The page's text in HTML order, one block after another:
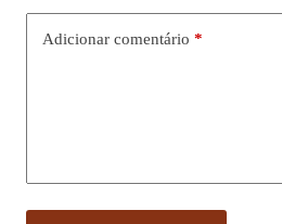
Adicionar comentário *